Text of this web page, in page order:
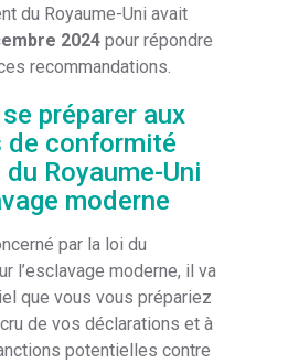
du Royaume-Uni avait
2024 pour répondre
recommandations.
préparer aux
de conformité
Royaume-Uni
moderne
par la loi du
l’esclavage moderne, il va
que vous vous prépariez
de vos déclarations et à
potentielles contre